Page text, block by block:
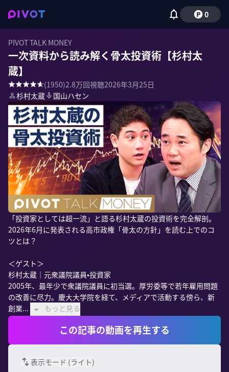
0
PIVOT TALK MONEY
一次資料から読み解く骨太投資術【杉村太
蔵】
(1950)2.8万回視聴2026年3月25日
杉村太蔵
国山ハセン
「投資家としては超一流」と語る杉村太蔵の投資術を完全解剖。
2026年6月に発表される高市政権「骨太の方針」を読む上でのコ
ツとは？
＜ゲスト＞
杉村太蔵｜元衆議院議員•投資家
2005年、最年少で衆議院議員に初当選。厚労委等で若年雇用問題
の改善に尽力。慶大大学院を経て、メディアで活動する傍ら、新
創業...
もっと見る
この記事の動画を再生する
表示モード (ライト)